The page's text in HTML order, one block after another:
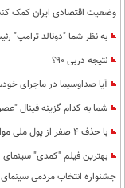
وضعیت اقتصادی ایران کمک
به نظر شما "دونالد ترامپ"
نتیجه دربی 90؟
آیا صداوسیما در ماجرای
شما به کدام گزینه فینال
با حذف 4 صفر از پول ملی موافق هستید؟
جشنواره انتخاب مردمی سینمای ایران حداکثر 3